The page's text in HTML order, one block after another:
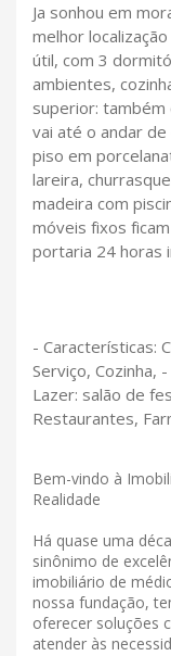
Ja sonhou em
melhor
útil, com 3
ambientes,
superior:
vai até o andar
piso em
lareira,
madeira com
móveis fixos
portaria 24 horas
- Características:
Serviço, Cozinha,
Lazer: salão de
Restaurantes,
Bem-vindo à
Realidade
Há quase uma
sinônimo de
imobiliário de
nossa fundação,
oferecer soluções
atender às